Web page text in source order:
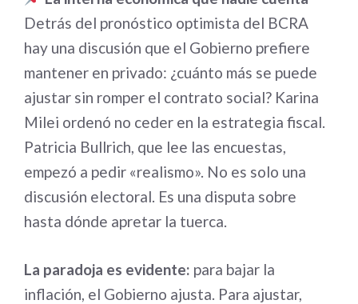
Detrás del pronóstico optimista del BCRA
hay una discusión que el Gobierno prefiere
mantener en privado: ¿cuánto más se puede
ajustar sin romper el contrato social? Karina
Milei ordenó no ceder en la estrategia fiscal.
Patricia Bullrich, que lee las encuestas,
empezó a pedir «realismo». No es solo una
discusión electoral. Es una disputa sobre
hasta dónde apretar la tuerca.
La paradoja es evidente: para bajar la
inflación, el Gobierno ajusta. Para ajustar,